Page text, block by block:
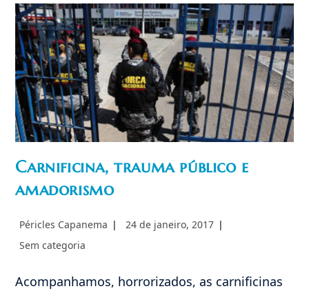
Peru
Carnificina, trauma público e
amadorismo
Autor
post:
Péricles Capanema
Post
24 de janeiro, 2017
Categoria
Sem categoria
Acompanhamos, horrorizados, as carnificinas